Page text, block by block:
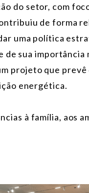
do setor, com
de forma
uma política
sua importância
projeto que
energética.
à família, aos